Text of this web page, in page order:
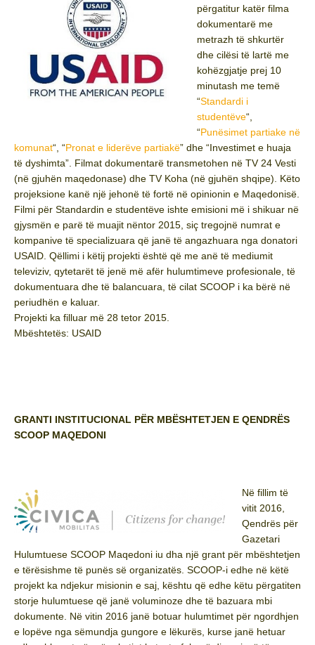
përgatitur katër filma
dokumentarë me
metrazh të shkurtër
dhe cilësi të lartë me
kohëzgjatje prej 10
minutash me temë
“Standardi i
studentëve“,
“Punësimet partiake në
komunat“, “Pronat e liderëve partiakë” dhe “Investimet e huaja
të dyshimta”. Filmat dokumentarë transmetohen në TV 24 Vesti
(në gjuhën maqedonase) dhe TV Koha (në gjuhën shqipe). Këto
projeksione kanë një jehonë të fortë në opinionin e Maqedonisë.
Filmi për Standardin e studentëve ishte emisioni më i shikuar në
gjysmën e parë të muajit nëntor 2015, siç tregojnë numrat e
kompanive të specializuara që janë të angazhuara nga donatori
USAID. Qëllimi i këtij projekti është që me anë të mediumit
televiziv, qytetarët të jenë më afër hulumtimeve profesionale, të
dokumentuara dhe të balancuara, të cilat SCOOP i ka bërë në
periudhën e kaluar.
Projekti ka filluar më 28 tetor 2015.
Mbështetës: USAID
GRANTI INSTITUCIONAL PËR MBËSHTETJEN E QENDRËS
SCOOP MAQEDONI
Në fillim të
vitit 2016,
Qendrës për
Gazetari
Hulumtuese SCOOP Maqedoni iu dha një grant për mbështetjen
e tërësishme të punës së organizatës. SCOOP-i edhe në këtë
projekt ka ndjekur misionin e saj, kështu që edhe këtu përgatiten
storje hulumtuese që janë voluminoze dhe të bazuara mbi
dokumente. Në vitin 2016 janë botuar hulumtimet për ngordhjen
e lopëve nga sëmundja gungore e lëkurës, kurse janë hetuar